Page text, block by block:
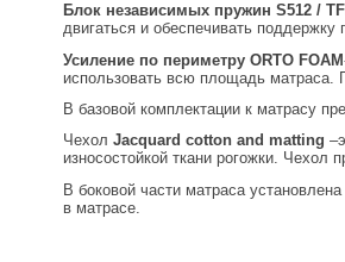
Блок независимых пружин S512 /
двигаться и обеспечивать
Усиление по периметру ORTO FOAM
использовать всю площадь матраса.
В базовой комплектации к матрасу
Чехол Jacquard cotton and matting
износостойкой ткани рогожки. Чехол
В боковой части матраса
в матрасе.